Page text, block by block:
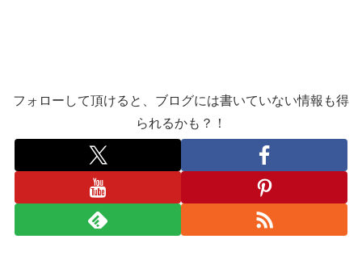
フォローして頂けると、ブログには書いていない情報も得
られるかも？！